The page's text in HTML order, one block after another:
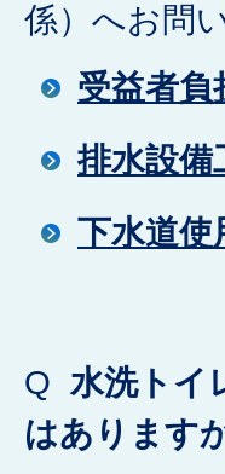
係）へお問
受益者負
排水設備
下水道使
Q 水洗トイ
はあります